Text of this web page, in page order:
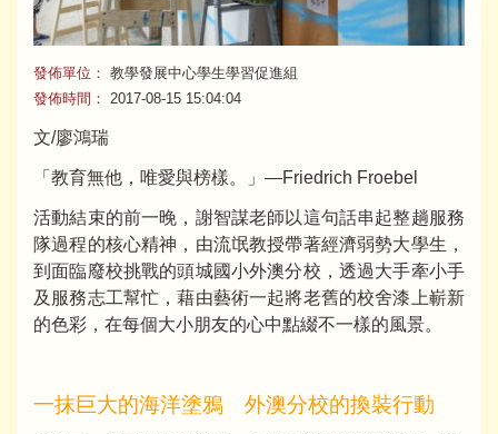
發佈單位： 教學發展中心學生學習促進組
發佈時間：
2017-08-15 15:04:04
文/廖鴻瑞
「教育無他，唯愛與榜樣。」—Friedrich Froebel
活動結束的前一晚，謝智謀老師以這句話串起整趟服務
隊過程的核心精神，由流氓教授帶著經濟弱勢大學生，
到面臨廢校挑戰的頭城國小外澳分校，透過大手牽小手
及服務志工幫忙，藉由藝術一起將老舊的校舍漆上嶄新
的色彩，在每個大小朋友的心中點綴不一樣的風景。
一抹巨大的海洋塗鴉 外澳分校的換裝行動